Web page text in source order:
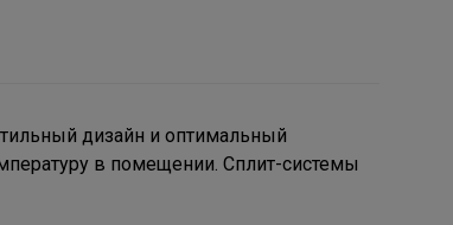
дизайн и оптимальный
в помещении. Сплит-системы